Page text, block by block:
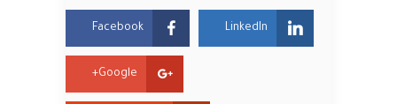
Facebook LinkedIn
Google+